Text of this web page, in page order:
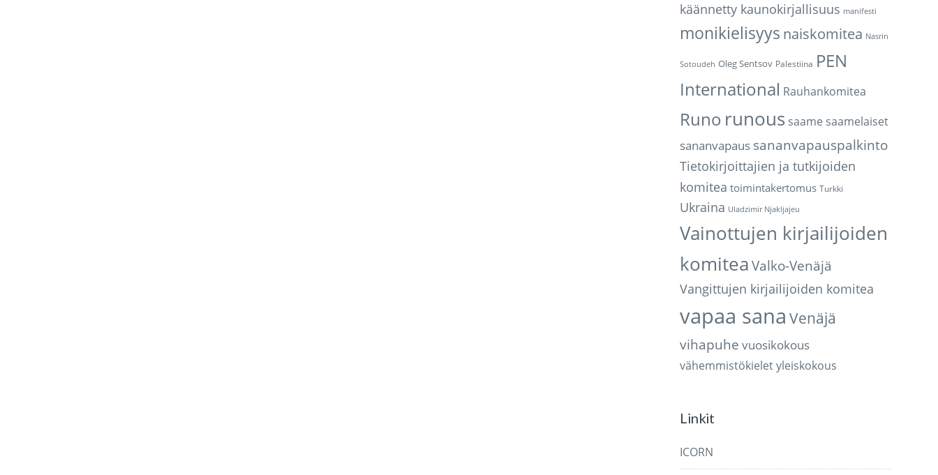
käännetty kaunokirjallisuus manifesti
monikielisyys naiskomitea Nasrin
Sotoudeh Oleg Sentsov Palestiina PEN
International Rauhankomitea
Runo runous saame saamelaiset
sananvapaus sananvapauspalkinto
Tietokirjoittajien ja tutkijoiden
komitea toimintakertomus Turkki
Ukraina Uladzimir Njakljajeu
Vainottujen kirjailijoiden
komitea Valko-Venäjä
Vangittujen kirjailijoiden komitea
vapaa sana Venäjä
vihapuhe vuosikokous
vähemmistökieletyleiskokous
Linkit
ICORN